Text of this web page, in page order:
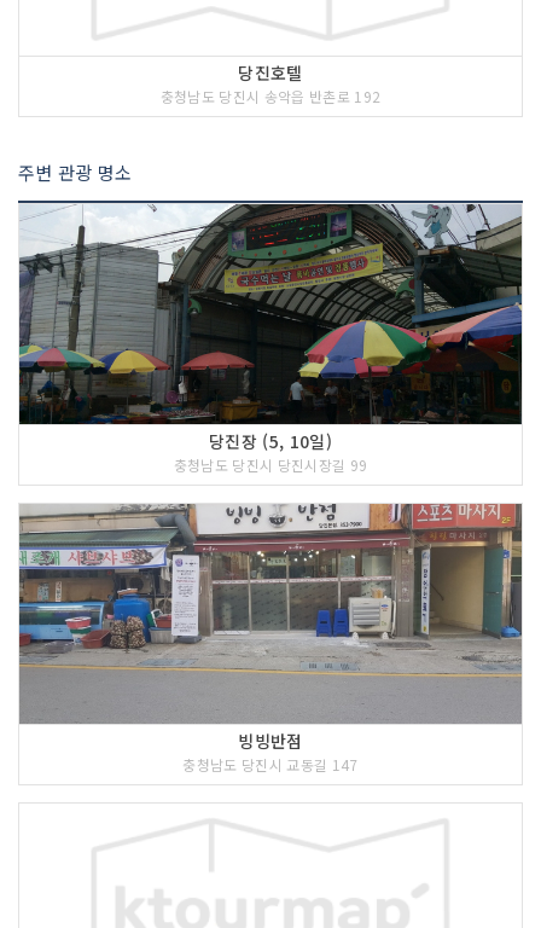
당진호텔
충청남도 당진시 송악읍 반촌로 192
주변 관광 명소
당진장 (5, 10일)
충청남도 당진시 당진시장길 99
빙빙반점
충청남도 당진시 교동길 147